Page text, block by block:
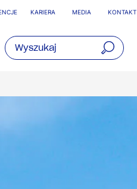
KARIERA MEDIA KONTAKT